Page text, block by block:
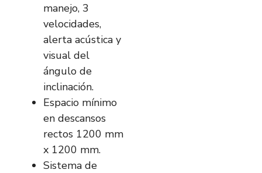
manejo, 3
velocidades,
alerta acústica y
visual del
ángulo de
inclinación.
Espacio mínimo
en descansos
rectos 1200 mm
x 1200 mm.
Sistema de